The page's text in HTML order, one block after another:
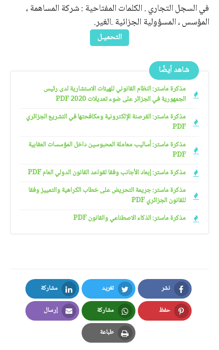
في السجل التجاري . الكلمات المفتاحية : شركة المساهمة ،
المؤسس ، المسؤولية الجزائية .الغير.
التحميـل
شاهد أيضًا
مذكرة ماستر: النظام القانوني للهيئات الاستشارية لدى رئيس
الجمهورية في الجزائر على ضوء تعديلات 2020 PDF
مذكرة ماستر: القرصنة الإلكترونية ومكافحتها في التشريع الجزائري
PDF
مذكرة ماستر: أساليب معاملة المحبوسين داخل المؤسسات العقابية
PDF
مذكرة ماستر: إبعاد الأجانب وفقا لقواعد القانون الدولي العام PDF
مذكرة ماستر: جريمة التحريض على خطاب الكراهية والتمييز وفقا
للقانون الجزائري PDF
مذكرة ماستر: الذكاء الاصطناعي والقانون PDF
نشر
Facebook
تغريد
Twitter
مشاركة
LinkedIn
حفظ
Pinterest
مشاركة
Whatsapp
إرسال
Email
طباعة
Print